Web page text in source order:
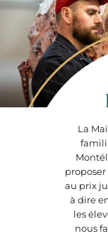
La
au prix
à dire
les
nous